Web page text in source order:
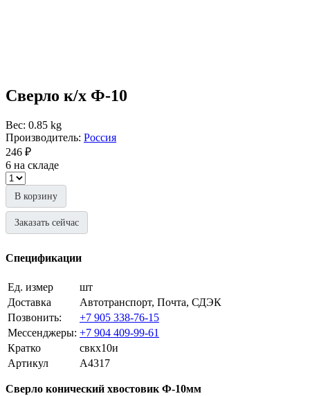
Сверло к/х Ф-10
Вес: 0.85 kg
Производитель: Россия
246 ₽
6 на складе
В корзину
Заказать сейчас
Спецификации
Ед. измер
шт
Доставка
Автотранспорт, Почта, СДЭК
Позвонить:
+7 905 338-76-15
Мессенджеры: +7 904 409-99-61
Кратко
свкх10и
Артикул
A4317
Сверло конический хвостовик Ф-10мм